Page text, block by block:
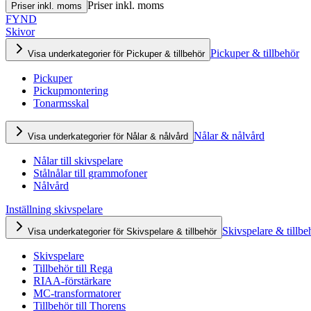
Priser inkl. moms Priser inkl. moms
FYND
Skivor
Visa underkategorier för Pickuper & tillbehör Pickuper & tillbehör
Pickuper
Pickupmontering
Tonarmsskal
Visa underkategorier för Nålar & nålvård Nålar & nålvård
Nålar till skivspelare
Stålnålar till grammofoner
Nålvård
Inställning skivspelare
Visa underkategorier för Skivspelare & tillbehör Skivspelare &
Skivspelare
Tillbehör till Rega
RIAA-förstärkare
MC-transformatorer
Tillbehör till Thorens